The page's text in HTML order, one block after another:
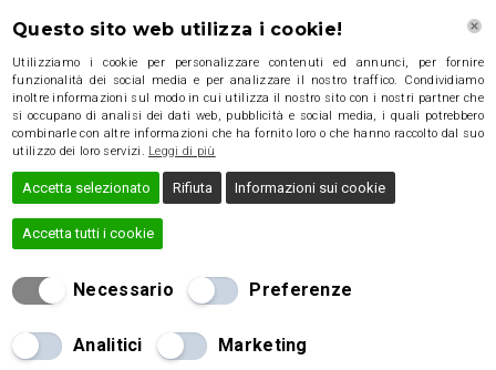
2016 Brick Template, All rights reserved
Questo sito web utilizza i cookie!
Utilizziamo i cookie per personalizzare contenuti ed annunci, per fornire
funzionalità dei social media e per analizzare il nostro traffico. Condividiamo
inoltre informazioni sul modo in cui utilizza il nostro sito con i nostri partner che
si occupano di analisi dei dati web, pubblicità e social media, i quali potrebbero
combinarle con altre informazioni che ha fornito loro o che hanno raccolto dal suo
utilizzo dei loro servizi. Leggi di più
Accetta selezionato Rifiuta Informazioni sui cookie
Accetta tutti i cookie
Necessario Preferenze
Analitici Marketing